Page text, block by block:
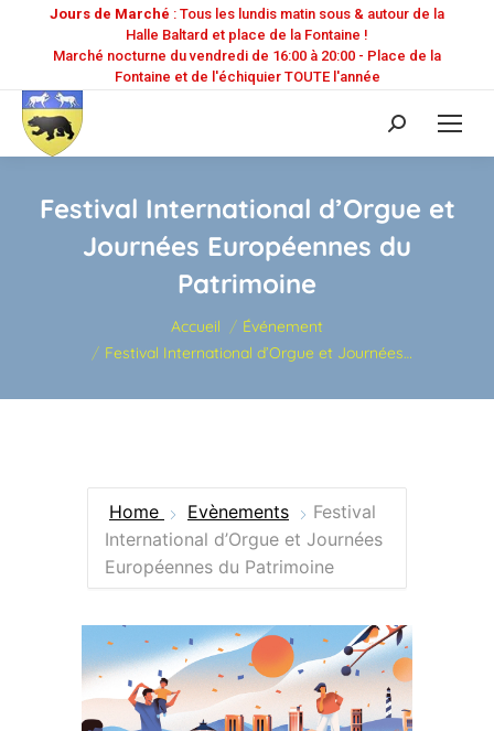
Jours de Marché : Tous les lundis matin sous & autour de la
Halle Baltard et place de la Fontaine !
Marché nocturne du vendredi de 16:00 à 20:00 - Place de la
Fontaine et de l'échiquier TOUTE l'année
Recherche
:
Festival International d’Orgue et
Journées Européennes du
Patrimoine
Accueil
Événement
Festival International d’Orgue et Journées…
Home Evènements
Festival
International d’Orgue et Journées
Européennes du Patrimoine